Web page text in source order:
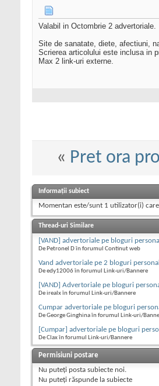
Valabil in Octombrie 2 advertoriale.
Site de sanatate, diete, afectiuni,
Scrierea articolului este inclusa in
Max 2 link-uri externe.
« Pret ora
Informații subiect
Momentan este/sunt 1 utilizator(i)
Thread-uri Similare
[VAND] advertoriale pe bloguri
De Petronel D în forumul Continut web
Vand advertoriale pe 2 bloguri
De edy12006 în forumul Link-uri/Bannere
[VAND] Advertoriale pe bloguri
De irealx în forumul Link-uri/Bannere
Cumpar advertoriale pe bloguri
De George Ginghina în forumul Link-uri/
[Cumpar] advertoriale pe bloguri
De Clax în forumul Link-uri/Bannere
Permisiuni postare
Nu puteţi posta subiecte noi.
Nu puteţi răspunde la subiecte